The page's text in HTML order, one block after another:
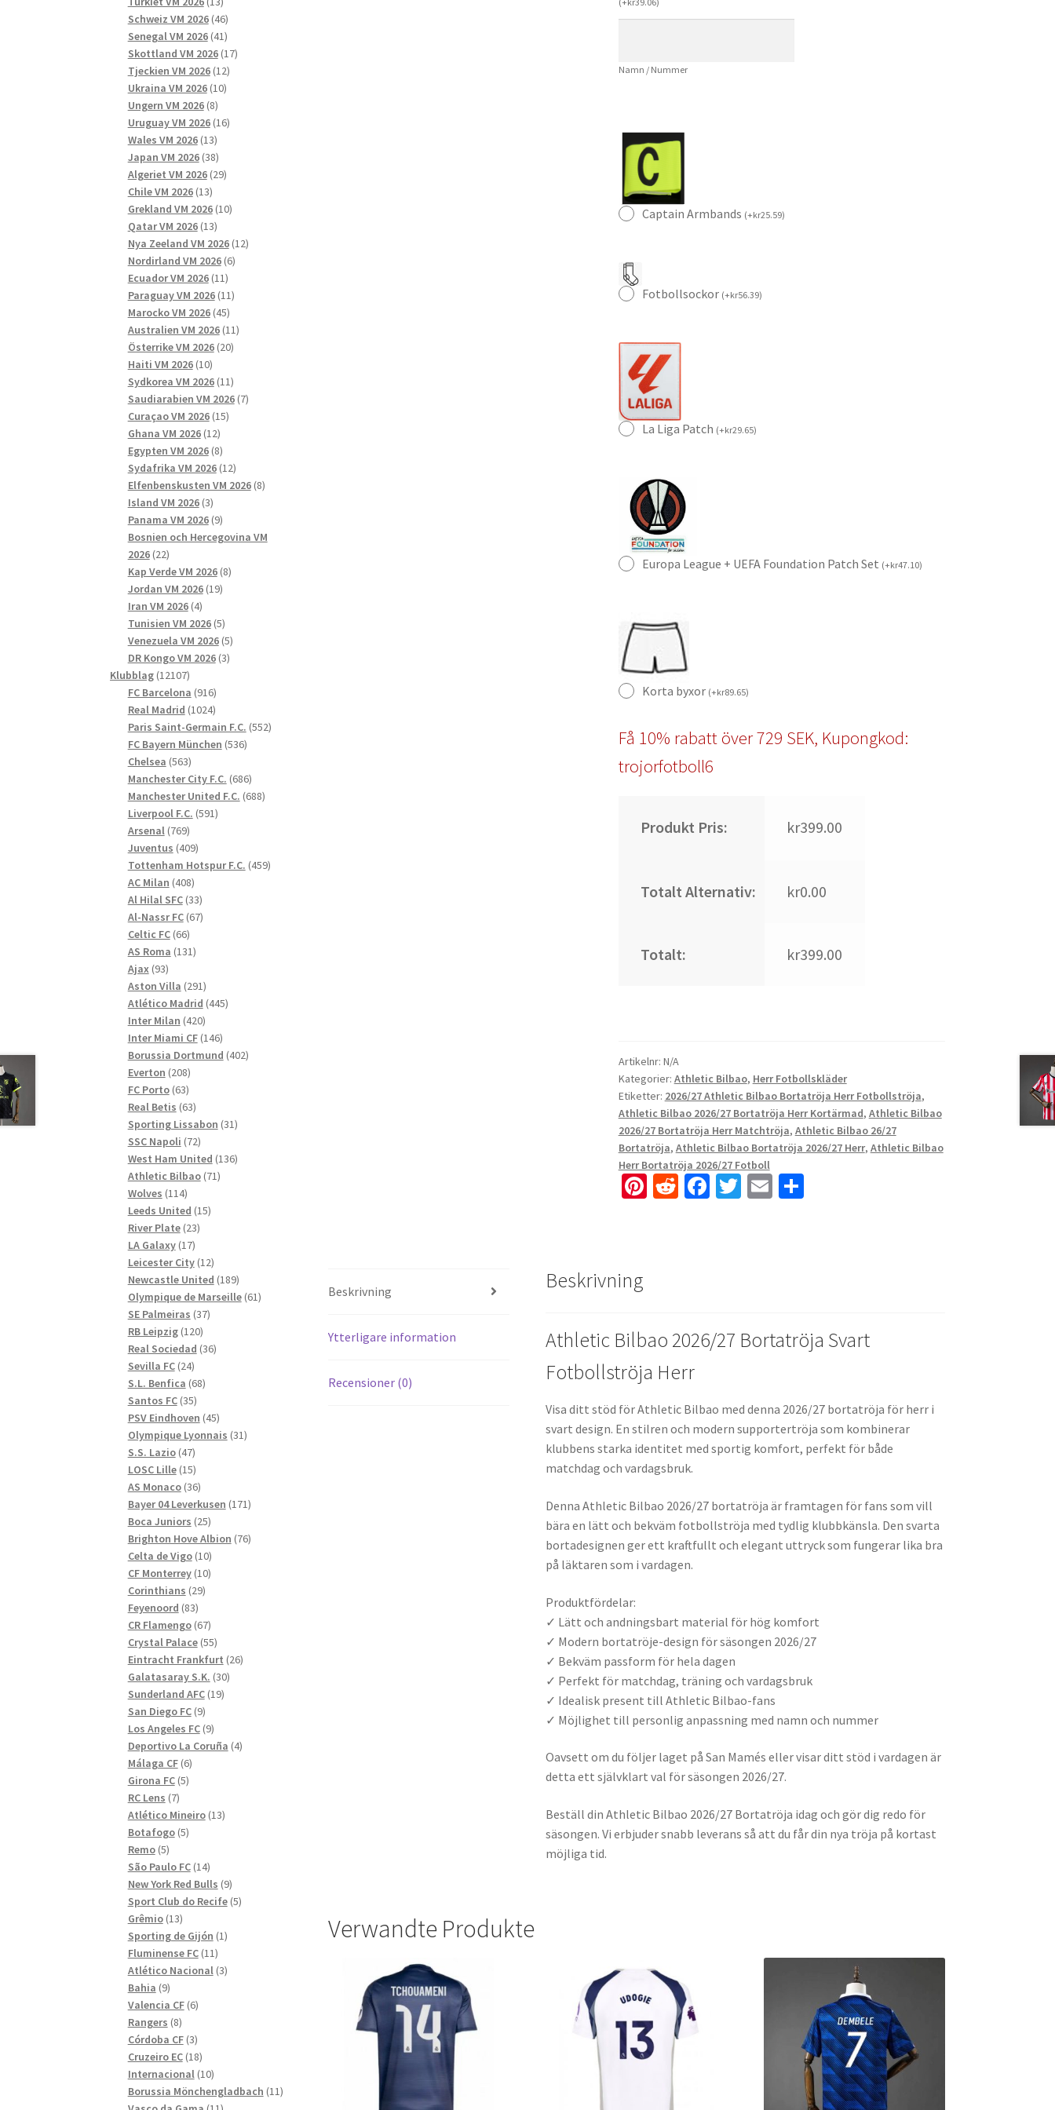
Fotbollströja
Namn / Nummer
Captain Armbands (+kr25.59)
Fotbollsockor (+kr56.39)
La Liga Patch (+kr29.65)
Europa League + UEFA Foundation Patch Set (+kr47.10)
Korta byxor (+kr89.65)
Få 10% rabatt över 729 SEK, Kupongkod:
trojorfotboll6
Produkt Pris: kr399.00
Totalt Alternativ: kr0.00
Totalt: kr399.00
Artikelnr: N/A
Kategorier: Athletic Bilbao, Herr Fotbollskläder
Etiketter: 2026/27 Athletic Bilbao Bortatröja Herr Fotbollströja,
Athletic Bilbao 2026/27 Bortatröja Herr Kortärmad, Athletic Bilbao
2026/27 Bortatröja Herr Matchtröja, Athletic Bilbao 26/27
Bortatröja, Athletic Bilbao Bortatröja 2026/27 Herr, Athletic Bilbao
Herr Bortatröja 2026/27 Fotboll
Pi R Fa T E D
Beskrivning
Ytterligare information
Recensioner (0)
Beskrivning
Athletic Bilbao 2026/27 Bortatröja Svart
Fotbollströja Herr
Visa ditt stöd för Athletic Bilbao med denna 2026/27 bortatröja för herr i
svart design. En stilren och modern supportertröja som kombinerar
klubbens starka identitet med sportig komfort, perfekt för både
matchdag och vardagsbruk.
Denna Athletic Bilbao 2026/27 bortatröja är framtagen för fans som vill
bära en lätt och bekväm fotbollströja med tydlig klubbkänsla. Den svarta
bortadesignen ger ett kraftfullt och elegant uttryck som fungerar lika bra
på läktaren som i vardagen.
Produktfördelar:
✓ Lätt och andningsbart material för hög komfort
✓ Modern bortatröje-design för säsongen 2026/27
✓ Bekväm passform för hela dagen
✓ Perfekt för matchdag, träning och vardagsbruk
✓ Idealisk present till Athletic Bilbao-fans
✓ Möjlighet till personlig anpassning med namn och nummer
Oavsett om du följer laget på San Mamés eller visar ditt stöd i vardagen är
detta ett självklart val för säsongen 2026/27.
Beställ din Athletic Bilbao 2026/27 Bortatröja idag och gör dig redo för
säsongen. Vi erbjuder snabb leverans så att du får din nya tröja på kortast
möjliga tid.
Verwandte Produkte
produkter
Schweiz VM 2026 4646
produkter
Senegal VM 2026 4141
produkter
Skottland VM 2026 1717
Tjeckien VM 2026 1212
produkter
Ukraina VM 2026 1010
Ungern VM 2026 88
produkter
Uruguay VM 2026 1616
Wales VM 2026 1313
produkter
Japan VM 2026 3838
produkter
Algeriet VM 2026 2929
Chile VM 2026 1313
produkter
Grekland VM 2026 1010
Qatar VM 2026 1313
produkter
Nya Zeeland VM 2026 1212
Nordirland VM 2026 66
Ecuador VM 2026 1111
produkter
Paraguay VM 2026 1111
Marocko VM 2026 4545
produkter
Australien VM 2026 1111
Österrike VM 2026 2020
Haiti VM 2026 1010
produkter
Sydkorea VM 2026 1111
produkter
Saudiarabien VM 2026 77
Curaçao VM 2026 1515
Ghana VM 2026 1212
produkter
Egypten VM 2026 88
produkter
Sydafrika VM 2026 1212
produkter
Elfenbenskusten VM 2026 88
Island VM 2026 33
produkter
Panama VM 2026 99
produkter
Bosnien och Hercegovina VM
2026 2222
produkter
Kap Verde VM 2026 88
Jordan VM 2026 1919
Iran VM 2026 44
produkter
Tunisien VM 2026 55
produkter
Venezuela VM 2026 55
produkter
DR Kongo VM 2026 33
Klubblag 1210712107
produkter
FC Barcelona 916916
produkter
Real Madrid 10241024
produkter
Paris Saint-Germain F.C. 552552
FC Bayern München 536536
Chelsea 563563
produkter
Manchester City F.C. 686686
produkter
Manchester United F.C. 688688
Liverpool F.C. 591591
Arsenal 769769
produkter
Juventus 409409
produkter
Tottenham Hotspur F.C. 459459
AC Milan 408408
produkter
Al Hilal SFC 3333
produkter
Al-Nassr FC 6767
Celtic FC 6666
produkter
AS Roma 131131
Ajax 9393
produkter
Aston Villa 291291
produkter
Atlético Madrid 445445
Inter Milan 420420
produkter
Inter Miami CF 146146
produkter
Borussia Dortmund 402402
Everton 208208
produkter
FC Porto 6363
produkter
Real Betis 6363
produkter
Sporting Lissabon 3131
SSC Napoli 7272
produkter
West Ham United 136136
Athletic Bilbao 7171
Wolves 114114
produkter
Leeds United 1515
River Plate 2323
LA Galaxy 1717
produkter
Leicester City 1212
produkter
Newcastle United 189189
produkter
Olympique de Marseille 6161
SE Palmeiras 3737
RB Leipzig 120120
produkter
Real Sociedad 3636
Sevilla FC 2424
produkter
S.L. Benfica 6868
Santos FC 3535
produkter
PSV Eindhoven 4545
produkter
Olympique Lyonnais 3131
S.S. Lazio 4747
produkter
LOSC Lille 1515
produkter
AS Monaco 3636
produkter
Bayer 04 Leverkusen 171171
Boca Juniors 2525
produkter
Brighton Hove Albion 7676
Celta de Vigo 1010
produkter
CF Monterrey 1010
Corinthians 2929
Feyenoord 8383
produkter
CR Flamengo 6767
produkter
Crystal Palace 5555
produkter
Eintracht Frankfurt 2626
Galatasaray S.K. 3030
Sunderland AFC 1919
San Diego FC 99
produkter
Los Angeles FC 99
produkter
Deportivo La Coruña 44
Málaga CF 66
produkter
Girona FC 55
RC Lens 77
produkter
Atlético Mineiro 1313
Botafogo 55
Remo 55
produkter
São Paulo FC 1414
produkter
New York Red Bulls 99
produkter
Sport Club do Recife 55
Grêmio 1313
produkter
Sporting de Gijón 11
Fluminense FC 1111
produkter
Atlético Nacional 33
Bahia 99
produkter
Valencia CF 66
Rangers 88
produkter
Córdoba CF 33
produkter
Cruzeiro EC 1818
produkter
Internacional 1010
produkter
Borussia Mönchengladbach 1111